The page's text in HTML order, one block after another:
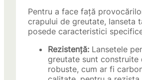
Pentru a face față
crapului de greutate, lanseta
posede caracteristici
Rezistență: Lansetele
greutate sunt construite
robuste, cum ar fi